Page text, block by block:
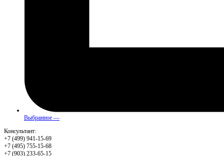
Выбранное —
Консультант:
+7 (499) 941-15-69
+7 (495) 755-15-68
+7 (903) 233-65-15